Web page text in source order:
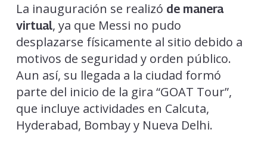
La inauguración se realizó de manera
virtual, ya que Messi no pudo
desplazarse físicamente al sitio debido a
motivos de seguridad y orden público.
Aun así, su llegada a la ciudad formó
parte del inicio de la gira “GOAT Tour”,
que incluye actividades en Calcuta,
Hyderabad, Bombay y Nueva Delhi.